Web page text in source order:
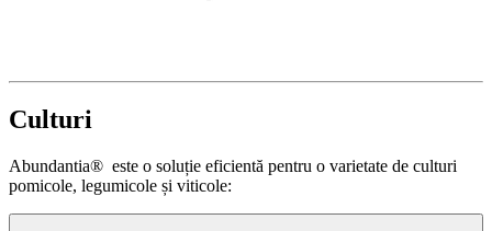
Culturi
Abundantia® este o soluție eficientă pentru o varietate de culturi
pomicole, legumicole și viticole: